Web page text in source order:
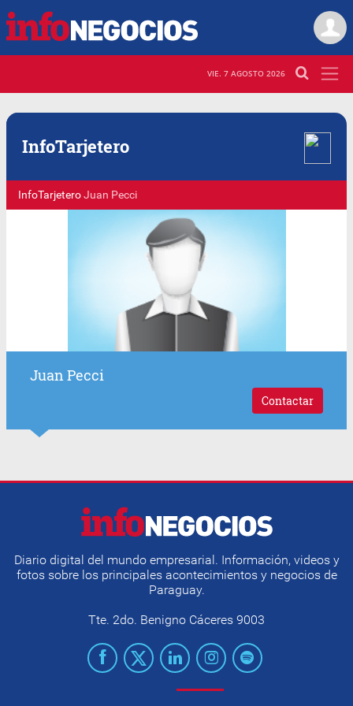
VIE. 7 AGOSTO 2026
InfoTarjetero
InfoTarjeteroJuan Pecci
Juan Pecci
Contactar
Diario digital del mundo empresarial. Información, videos y
fotos sobre los principales acontecimientos y negocios de
Paraguay.
Tte. 2do. Benigno Cáceres 9003